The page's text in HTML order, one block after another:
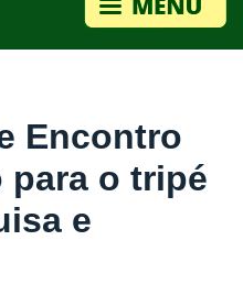
Encontro
para o tripé
e